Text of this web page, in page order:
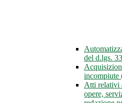
del d.lgs.
incompiute
Atti relativi
opere,